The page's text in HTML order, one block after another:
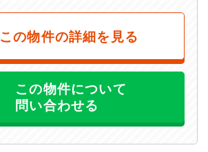
この物件の詳細を見る
この物件について
問い合わせる